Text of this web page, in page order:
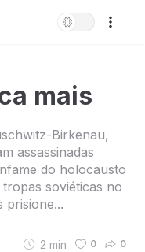
mais
Birkenau,
assassinadas
do holocausto
soviéticas no
prisione...
2 min 0 0